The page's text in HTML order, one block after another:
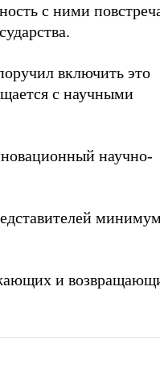
с ними
включить это
с научными
научно-
и